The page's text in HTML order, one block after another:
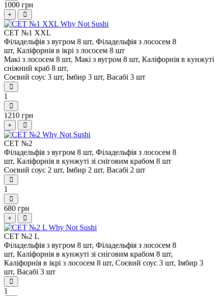
1000 грн
+
СЕТ №1 XXL
Філадельфія з вугром 8 шт, Філадельфія з лососем 8
шт, Каліфорнія в ікрі з лососем 8 шт
Макі з лососем 8 шт, Макі з вугром 8 шт, Каліфорнія в кунжуті
сніжний краб 8 шт,
Соєвий соус 3 шт, Імбир 3 шт, Васабі 3 шт
1
1210 грн
+
СЕТ №2
Філадельфія з вугром 8 шт, Філадельфія з лососем 8
шт, Каліфорнія в кунжуті зі сніговим крабом 8 шт
Соєвий соус 2 шт, Імбир 2 шт, Васабі 2 шт
1
680 грн
+
СЕТ №2 L
Філадельфія з вугром 8 шт, Філадельфія з лососем 8
шт, Каліфорнія в кунжуті зі сніговим крабом 8 шт,
Каліфорнія в ікрі з лососем 8 шт, Соєвий соус 3 шт, Імбир 3
шт, Васабі 3 шт
1